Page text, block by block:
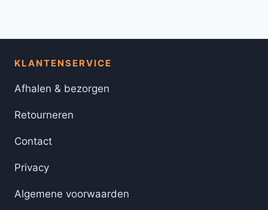
KLANTENSERVICE
Afhalen & bezorgen
Retourneren
Contact
Privacy
Algemene voorwaarden